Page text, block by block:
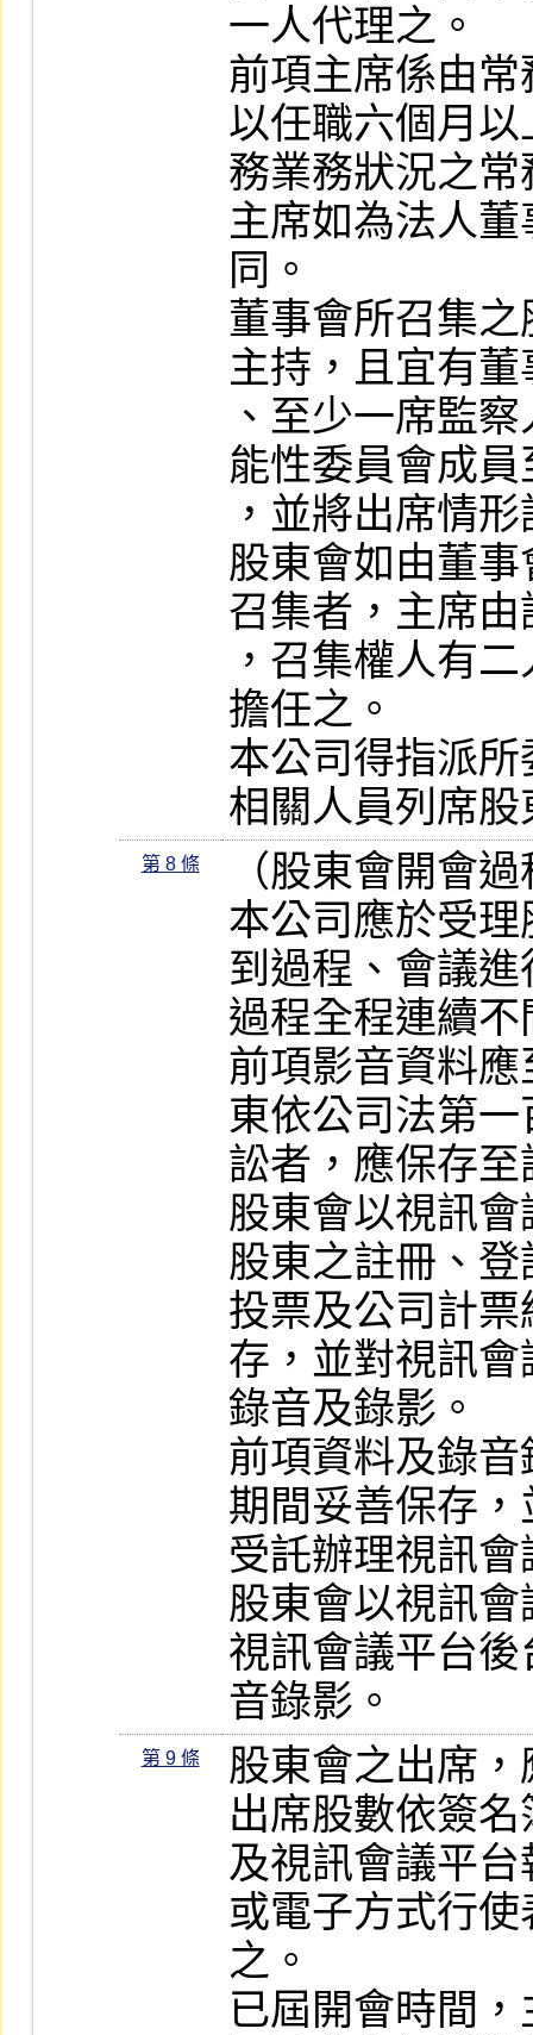
一人代理之。
前項主席係由
以任職六個月
務業務狀況之
主席如為法人
同。
董事會所召集
主持，且宜有
、至少一席監
能性委員會成
，並將出席情
股東會如由董
召集者，主席
，召集權人有
擔任之。
本公司得指派
相關人員列席股
第 8 條
（股東會開會
本公司應於受
到過程、會議
過程全程連續
前項影音資料
東依公司法第
訟者，應保存
股東會以視訊
股東之註冊、
投票及公司計
存，並對視訊
錄音及錄影。
前項資料及錄
期間妥善保存
受託辦理視訊
股東會以視訊
視訊會議平台
音錄影。
第 9 條
股東會之出席
出席股數依簽
及視訊會議平
或電子方式行
之。
已屆開會時間